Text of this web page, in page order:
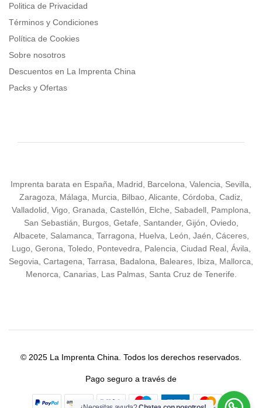
Politica de Privacidad
Términos y Condiciones
Política de Cookies
Sobre nosotros
Descuentos en La Imprenta China
Packs y Ofertas
Imprenta barata en España, Madrid, Barcelona, Valencia, Sevilla,
Zaragoza, Málaga, Murcia, Bilbao, Alicante, Córdoba, Cadiz,
Valladolid, Vigo, Granada, Castellón, Elche, Sabadell, Pamplona,
San Sebastián, Burgos, Getafe, Santander, Gijón, Oviedo,
Albacete, Salamanca, Tarragona, Huelva, León, Jaén, Cáceres,
Lugo, Gerona, Toledo, Pontevedra, Palencia, Ciudad Real, Ávila,
Segovia, Cartagena, Tarrasa, Badalona, Baleares, Ibiza, Mallorca,
Menorca, Canarias, Las Palmas, Santa Cruz de Tenerife.
© 2025 La Imprenta China. Todos los derechos reservados.
Pago seguro a través de